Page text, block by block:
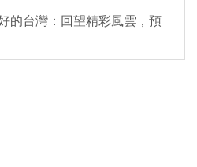
的台灣：回望精彩風雲，預